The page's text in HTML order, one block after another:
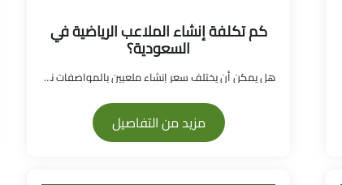
كم تكلفة إنشاء الملاعب الرياضية في
السعودية؟
هل يمكن أن يختلف سعر إنشاء ملعبين بالمواصفات نفسها...
مزيد من التفاصيل